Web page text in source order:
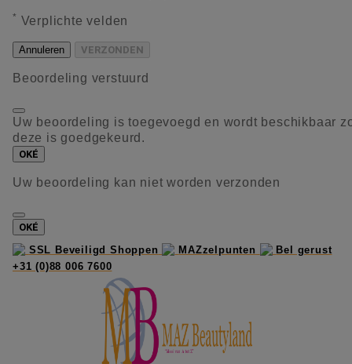
* Verplichte velden
Annuleren VERZONDEN
Beoordeling verstuurd
Uw beoordeling is toegevoegd en wordt beschikbaar
deze is goedgekeurd.
OKÉ
Uw beoordeling kan niet worden verzonden
OKÉ
SSL Beveiligd Shoppen
MAZzelpunten
Bel gerust
+31 (0)88 006 7600